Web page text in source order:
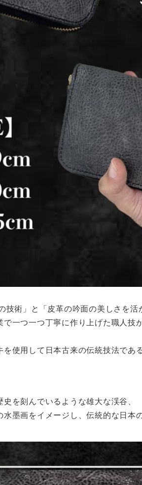
技術」と「皮革の吟面の美しさを
一つ一つ丁寧に作り上げた職人技
使用して日本古来の伝統技法であ
を刻んでいるような雄大な渓谷、
墨画をイメージし、伝統的な日本